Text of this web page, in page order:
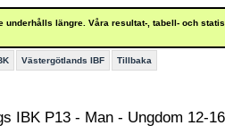
underhålls längre. Våra resultat-, tabell- och
Västergötlands IBF Tillbaka
IBK P13 - Man - Ungdom 12-